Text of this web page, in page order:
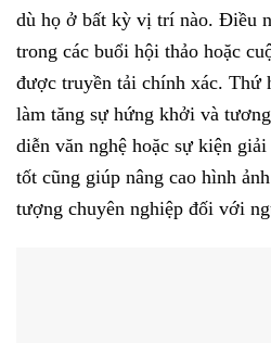
dù họ ở bất kỳ vị trí nào. Điều
trong các buổi hội thảo hoặc
được truyền tải chính xác. Thứ
làm tăng sự hứng khởi và
diễn văn nghệ hoặc sự kiện
tốt cũng giúp nâng cao hình
tượng chuyên nghiệp đối với